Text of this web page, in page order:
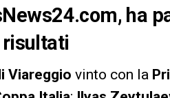
ha
Viareggio vinto con la